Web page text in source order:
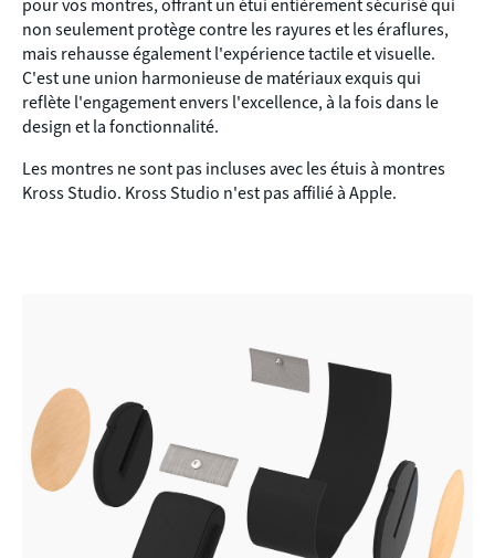
pour vos montres, offrant un étui entièrement sécurisé qui
non seulement protège contre les rayures et les éraflures,
mais rehausse également l'expérience tactile et visuelle.
C'est une union harmonieuse de matériaux exquis qui
reflète l'engagement envers l'excellence, à la fois dans le
design et la fonctionnalité.
Les montres ne sont pas incluses avec les étuis à montres
Kross Studio. Kross Studio n'est pas affilié à Apple.